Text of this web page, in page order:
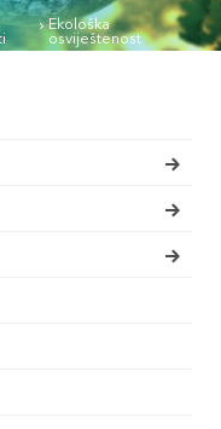
Ekološka
osviještenost